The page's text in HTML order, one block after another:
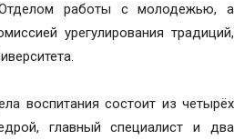
Отделом работы с молодежью, а
урегулирования традиций,
состоит из четырёх
главный специалист и два